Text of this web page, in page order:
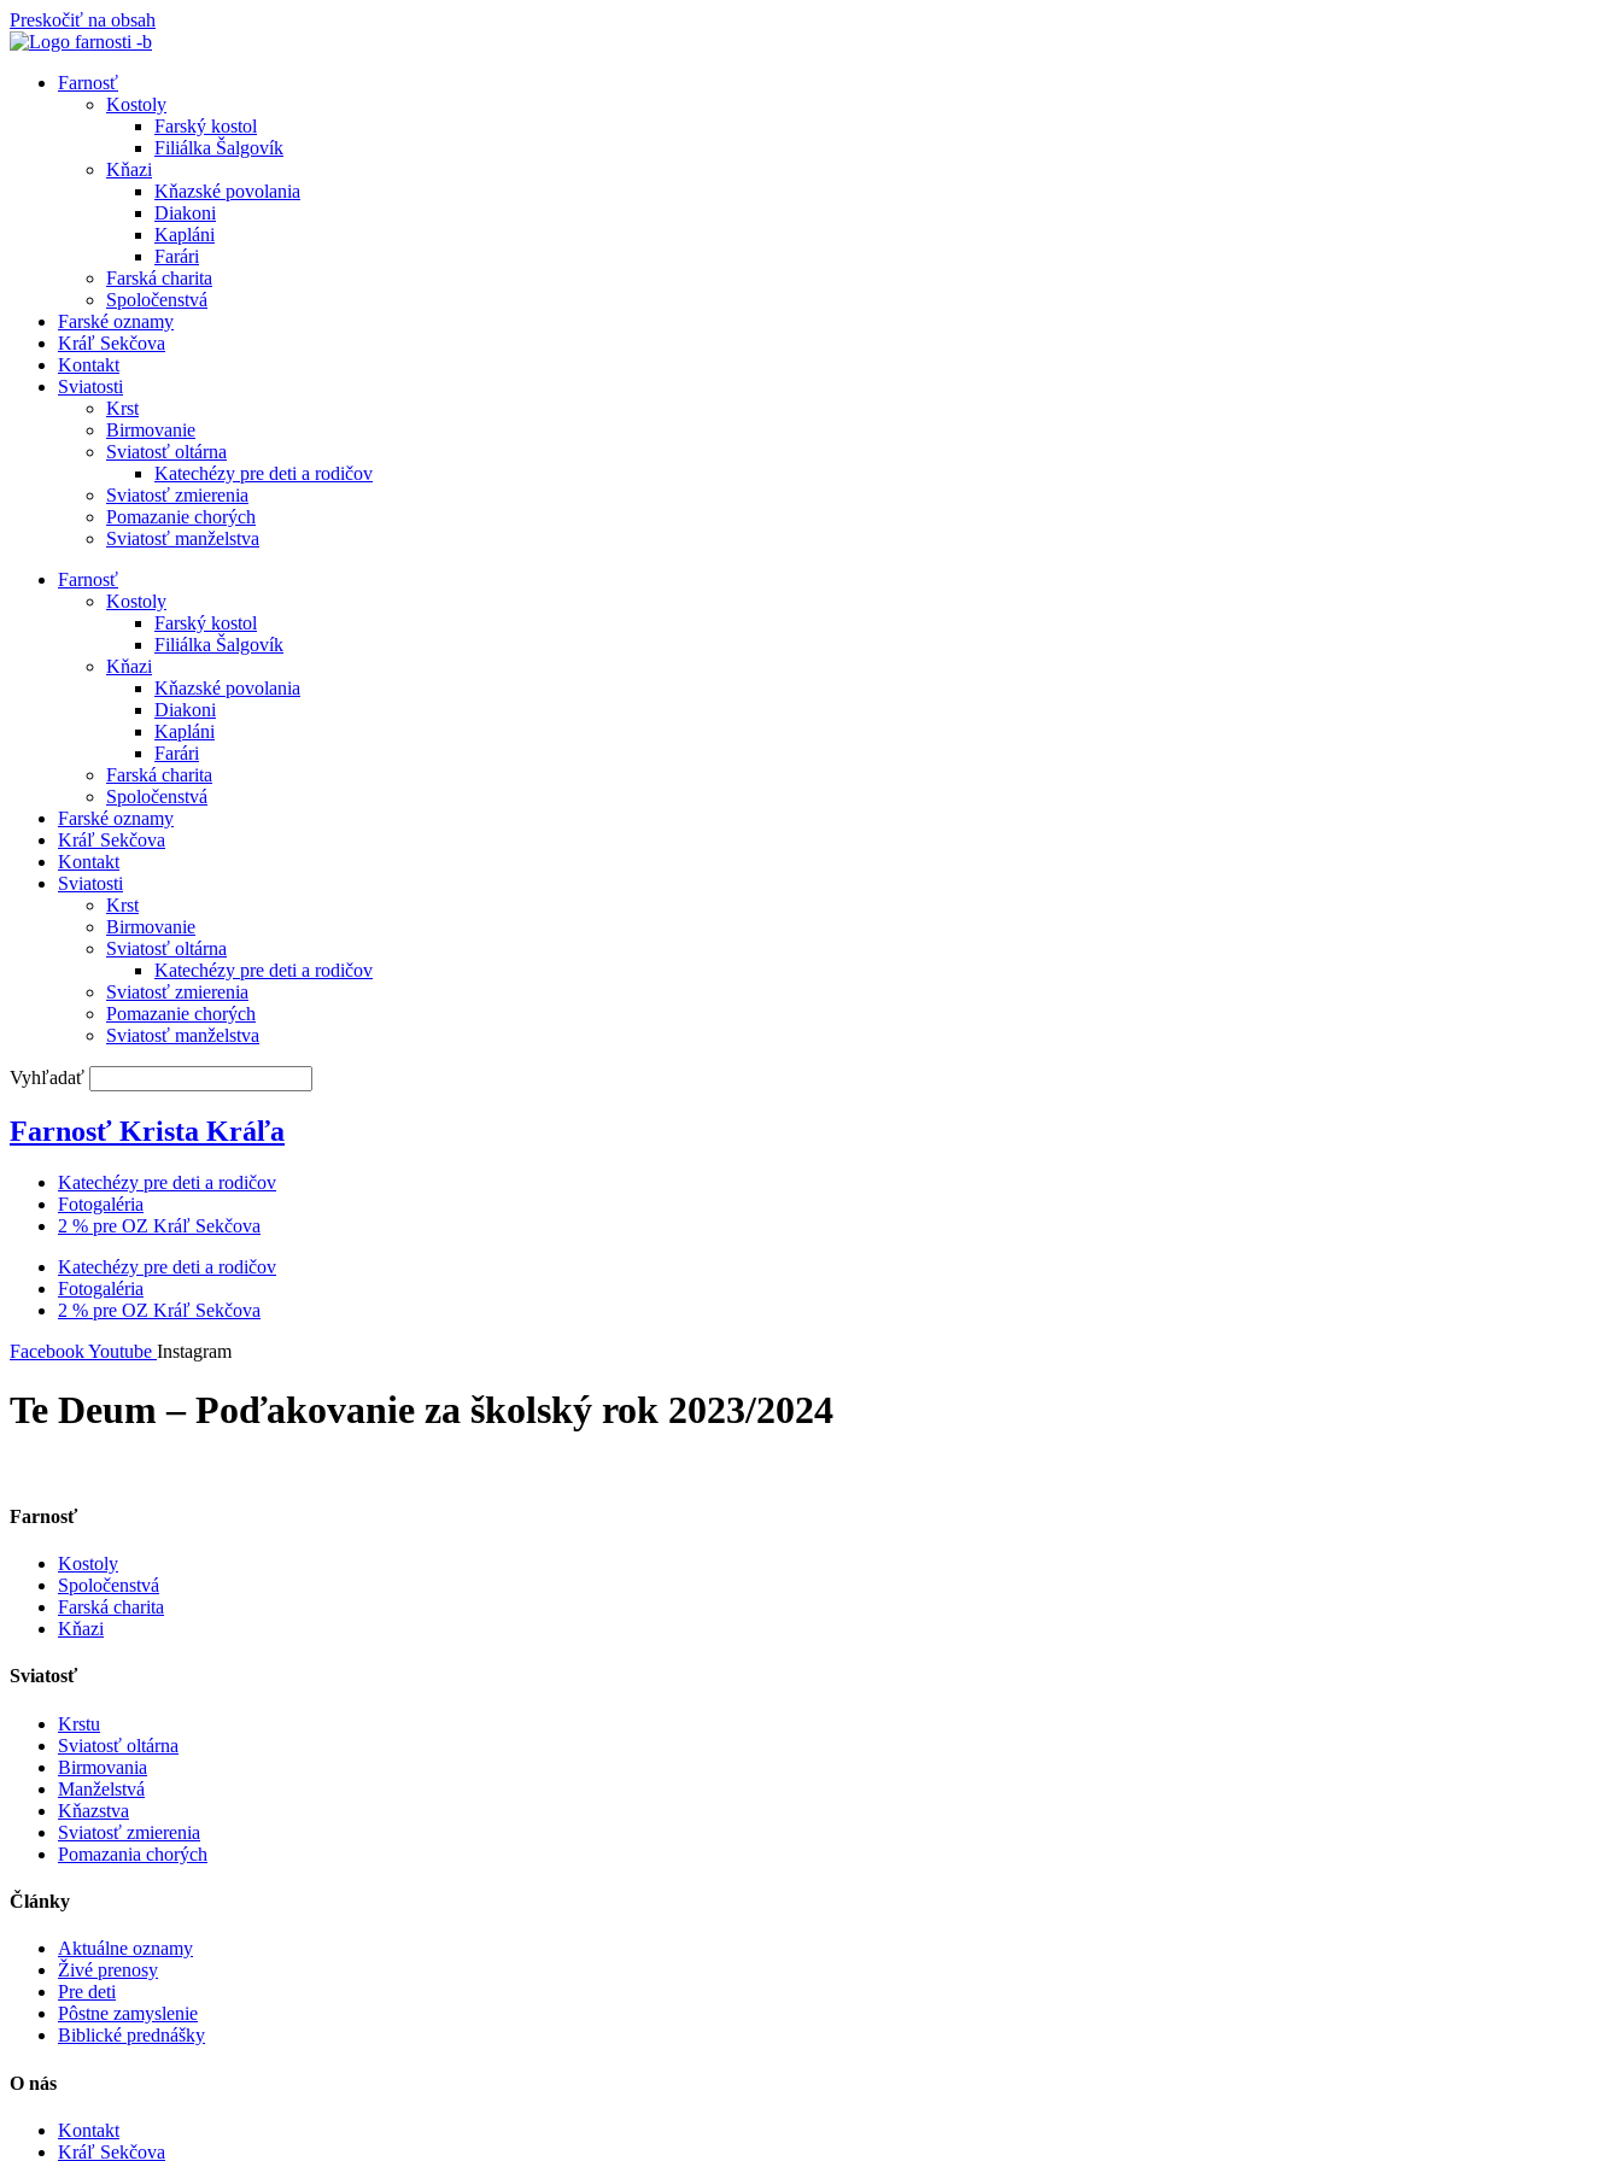
Preskočiť na obsah
Farnosť
Kostoly
Farský kostol
Filiálka Šalgovík
Kňazi
Kňazské povolania
Diakoni
Kapláni
Farári
Farská charita
Spoločenstvá
Farské oznamy
Kráľ Sekčova
Kontakt
Sviatosti
Krst
Birmovanie
Sviatosť oltárna
Katechézy pre deti a rodičov
Sviatosť zmierenia
Pomazanie chorých
Sviatosť manželstva
Farnosť
Kostoly
Farský kostol
Filiálka Šalgovík
Kňazi
Kňazské povolania
Diakoni
Kapláni
Farári
Farská charita
Spoločenstvá
Farské oznamy
Kráľ Sekčova
Kontakt
Sviatosti
Krst
Birmovanie
Sviatosť oltárna
Katechézy pre deti a rodičov
Sviatosť zmierenia
Pomazanie chorých
Sviatosť manželstva
Vyhľadať
Farnosť Krista Kráľa
Katechézy pre deti a rodičov
Fotogaléria
2 % pre OZ Kráľ Sekčova
Katechézy pre deti a rodičov
Fotogaléria
2 % pre OZ Kráľ Sekčova
FacebookYoutube Instagram
Te Deum – Poďakovanie za školský rok 2023/2024
Farnosť
Kostoly
Spoločenstvá
Farská charita
Kňazi
Sviatosť
Krstu
Sviatosť oltárna
Birmovania
Manželstvá
Kňazstva
Sviatosť zmierenia
Pomazania chorých
Články
Aktuálne oznamy
Živé prenosy
Pre deti
Pôstne zamyslenie
Biblické prednášky
O nás
Kontakt
Kráľ Sekčova